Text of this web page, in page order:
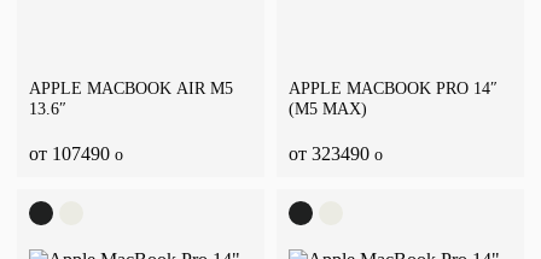
APPLE MACBOOK AIR M5
13.6″
от 107490 o
APPLE MACBOOK PRO 14″
(M5 MAX)
от 323490 o